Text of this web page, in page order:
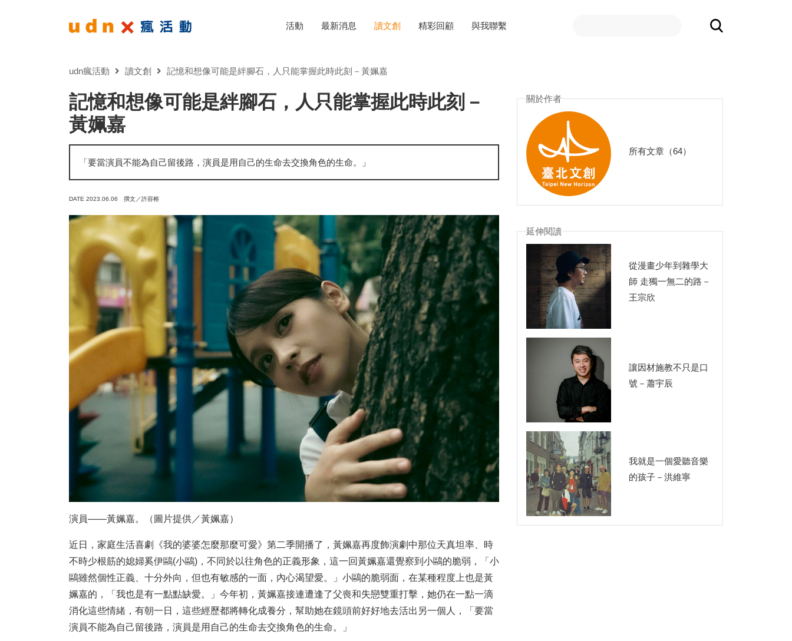
活動 最新消息 讀文創 精彩回顧 與我聯繫
udn瘋活動 讀文創 記憶和想像可能是絆腳石，人只能掌握此時此刻－黃姵嘉
記憶和想像可能是絆腳石，人只能掌握此時此刻－
黃姵嘉
「要當演員不能為自己留後路，演員是用自己的生命去交換角色的生命。」
DATE 2023.06.06 撰文／許容榕
演員——黃姵嘉。（圖片提供／黃姵嘉）
近日，家庭生活喜劇《我的婆婆怎麼那麼可愛》第二季開播了，黃姵嘉再度飾演劇中那位天真坦率、時
不時少根筋的媳婦奚伊鷗(小鷗)，不同於以往角色的正義形象，這一回黃姵嘉還覺察到小鷗的脆弱，「小
鷗雖然個性正義、十分外向，但也有敏感的一面，內心渴望愛。」小鷗的脆弱面，在某種程度上也是黃
姵嘉的，「我也是有一點點缺愛。」今年初，黃姵嘉接連遭逢了父喪和失戀雙重打擊，她仍在一點一滴
消化這些情緒，有朝一日，這些經歷都將轉化成養分，幫助她在鏡頭前好好地去活出另一個人，「要當
演員不能為自己留後路，演員是用自己的生命去交換角色的生命。」
關於作者
所有文章（64）
延伸閱讀
從漫畫少年到雜學大
師 走獨一無二的路－
王宗欣
讓因材施教不只是口
號－蕭宇辰
我就是一個愛聽音樂
的孩子－洪維寧